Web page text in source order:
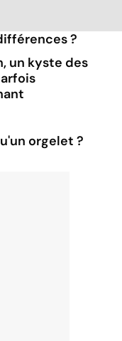
?
un kyste des
orgelet ?